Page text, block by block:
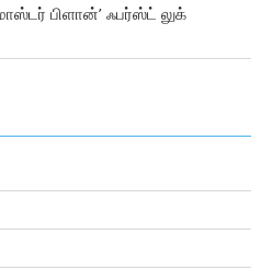
பிளான்’ ஃபர்ஸ்ட் லுக்